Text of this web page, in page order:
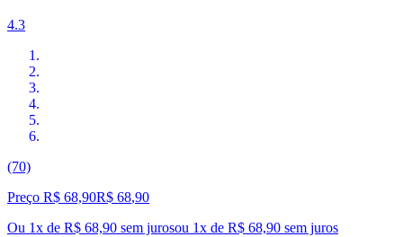
4.3
(70)
Preço R$ 68,90R$ 68,90
Ou 1x de R$ 68,90 sem jurosou 1x de R$ 68,90 sem juros